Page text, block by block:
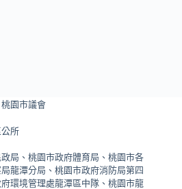
桃園市議會
公所
政局、桃園市政府體育局、桃園市各
龍潭分局、桃園市政府消防局第四
環境管理處龍潭區中隊、桃園市龍